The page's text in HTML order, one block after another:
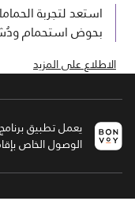
استعد لتجربة
بحوض استحمام
الاطلاع على المزيد
الوصول الخاص